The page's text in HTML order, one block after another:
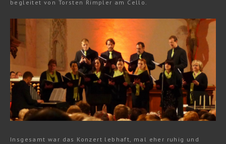
begleitet von Torsten Rimpler am Cello.
Insgesamt war das Konzert lebhaft, mal eher ruhig und